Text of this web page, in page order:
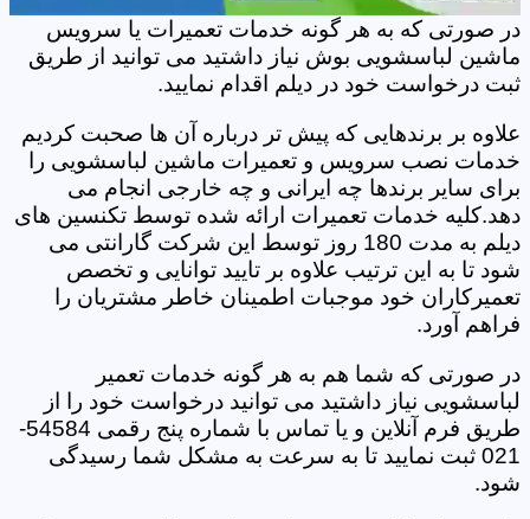
در صورتی که به هر گونه خدمات تعمیرات یا سرویس
ماشین لباسشویی بوش نیاز داشتید می توانید از طریق
ثبت درخواست خود در دیلم اقدام نمایید.
علاوه بر برندهایی که پیش تر درباره آن ها صحبت کردیم
خدمات نصب سرویس و تعمیرات ماشین لباسشویی را
برای سایر برندها چه ایرانی و چه خارجی انجام می
دهد.کلیه خدمات تعمیرات ارائه شده توسط تکنسین های
دیلم به مدت 180 روز توسط این شرکت گارانتی می
شود تا به این ترتیب علاوه بر تایید توانایی و تخصص
تعمیرکاران خود موجبات اطمینان خاطر مشتریان را
فراهم آورد.
در صورتی که شما هم به هر گونه خدمات تعمیر
لباسشویی نیاز داشتید می توانید درخواست خود را از
طریق فرم آنلاین و یا تماس با شماره پنج رقمی 54584-
021 ثبت نمایید تا به سرعت به مشکل شما رسیدگی
شود.